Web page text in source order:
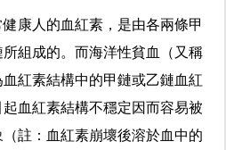
康人的血紅素，是由各兩條甲
組成的。而海洋性貧血（又稱
紅素結構中的甲鏈或乙鏈血紅
血紅素結構不穩定因而容易被
註：血紅素崩壞後溶於血中的